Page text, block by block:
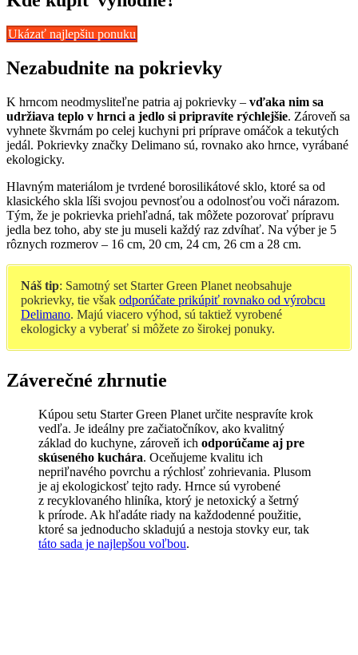
Ukázať najlepšiu ponuku
Nezabudnite na pokrievky
K hrncom neodmysliteľne patria aj pokrievky – vďaka nim sa
udržiava teplo v hrnci a jedlo si pripravíte rýchlejšie. Zároveň sa
vyhnete škvrnám po celej kuchyni pri príprave omáčok a tekutých
jedál. Pokrievky značky Delimano sú, rovnako ako hrnce, vyrábané
ekologicky.
Hlavným materiálom je tvrdené borosilikátové sklo, ktoré sa od
klasického skla líši svojou pevnosťou a odolnosťou voči nárazom.
Tým, že je pokrievka priehľadná, tak môžete pozorovať prípravu
jedla bez toho, aby ste ju museli každý raz zdvíhať. Na výber je 5
rôznych rozmerov – 16 cm, 20 cm, 24 cm, 26 cm a 28 cm.
Náš tip: Samotný set Starter Green Planet neobsahuje
pokrievky, tie však odporúčate prikúpiť rovnako od výrobcu
Delimano. Majú viacero výhod, sú taktiež vyrobené
ekologicky a vyberať si môžete zo širokej ponuky.
Záverečné zhrnutie
Kúpou setu Starter Green Planet určite nespravíte krok
vedľa. Je ideálny pre začiatočníkov, ako kvalitný
základ do kuchyne, zároveň ich odporúčame aj pre
skúseného kuchára. Oceňujeme kvalitu ich
nepriľnavého povrchu a rýchlosť zohrievania. Plusom
je aj ekologickosť tejto rady. Hrnce sú vyrobené
z recyklovaného hliníka, ktorý je netoxický a šetrný
k prírode. Ak hľadáte riady na každodenné použitie,
ktoré sa jednoducho skladujú a nestoja stovky eur, tak
táto sada je najlepšou voľbou.